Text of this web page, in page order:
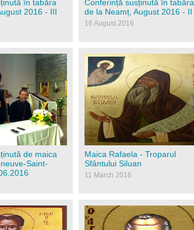
în tabăra
2016 - III
Conferință susținută în tabăra
de la Neamț, August 2016 - II
16 August 2016
wa0001.jpg
de maica
Saint-
icoanamica.jpg
Maica Rafaela - Troparul
Sfântului Siluan
11 March 2016